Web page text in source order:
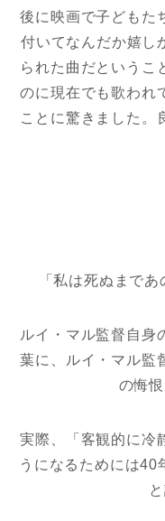
後に映画で子どもた
付いてなんだか嬉し
られた曲だというこ
のに現在でも歌われ
ことに驚きました。
「私は死ぬまで
ルイ・マル監督自身
葉に、ルイ・マル監
の悔
実際、「客観的に冷
うになるためには40